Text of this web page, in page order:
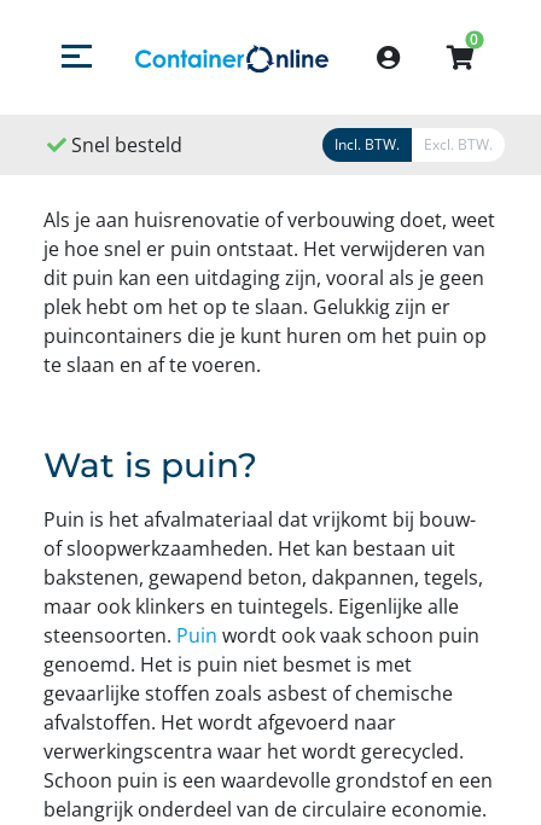
Menu openen/sluiten
Account
0
Snel besteld Snel geleverd Snel
Incl. BTW. Excl. BTW.
Als je aan huisrenovatie of verbouwing doet, weet
je hoe snel er puin ontstaat. Het verwijderen van
dit puin kan een uitdaging zijn, vooral als je geen
plek hebt om het op te slaan. Gelukkig zijn er
puincontainers die je kunt huren om het puin op
te slaan en af te voeren.
Wat is puin?
Puin is het afvalmateriaal dat vrijkomt bij bouw-
of sloopwerkzaamheden. Het kan bestaan uit
bakstenen, gewapend beton, dakpannen, tegels,
maar ook klinkers en tuintegels. Eigenlijke alle
steensoorten. Puin wordt ook vaak schoon puin
genoemd. Het is puin niet besmet is met
gevaarlijke stoffen zoals asbest of chemische
afvalstoffen. Het wordt afgevoerd naar
verwerkingscentra waar het wordt gerecycled.
Schoon puin is een waardevolle grondstof en een
belangrijk onderdeel van de circulaire economie.